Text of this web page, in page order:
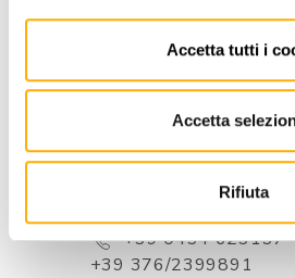
Accetta tutti i
Accetta
Rifiuta
KONTAKTE
Via Pordenone, 1 -
Zoppola 33080 (PN) -
+39 0434 623137
+39 376/2399891